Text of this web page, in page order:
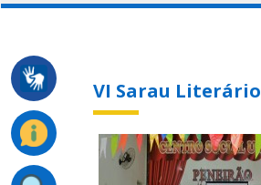
VI Sarau Literário